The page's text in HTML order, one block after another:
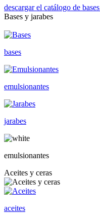
descargar el catálogo de bases
Bases y jarabes
bases
emulsionantes
jarabes
emulsionantes
Aceites y ceras
aceites